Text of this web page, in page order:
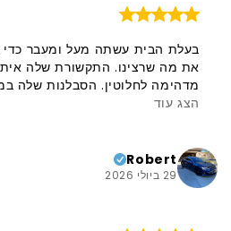
בעלת הבית עשתה מעל ומעבר כדי
את מה שרצינו. התקשורת שלה
מדהימה לחלוטין. הסבלנות שלה
והדאגות והדרכתה אותנו בתהליך
ועל המוצר שלה. תודה!!
הצג עוד
Robert
29 ביולי 2026